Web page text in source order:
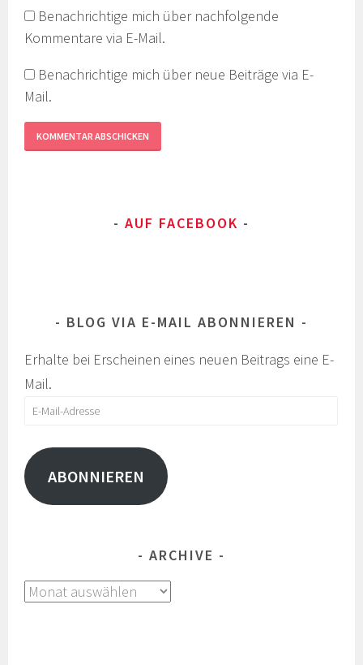
Benachrichtige mich über nachfolgende
Kommentare via E-Mail.
Benachrichtige mich über neue Beiträge via E-
Mail.
AUF FACEBOOK
BLOG VIA E-MAIL ABONNIEREN
Erhalte bei Erscheinen eines neuen Beitrags eine E-
Mail.
E-
Adresse
ABONNIEREN
ARCHIVE
Archive